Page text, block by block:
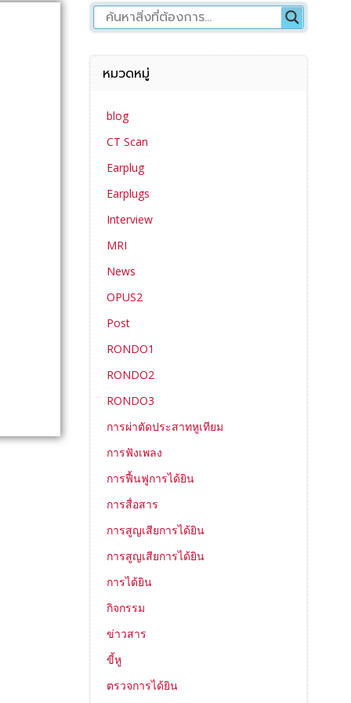
หมวดหมู่
blog
CT Scan
Earplug
Earplugs
Interview
MRI
News
OPUS2
Post
RONDO1
RONDO2
RONDO3
การผ่าตัดประสาทหูเทียม
การฟังเพลง
การฟื้นฟูการได้ยิน
การสื่อสาร
การสูญเสียการได้ยิน
การสูญเสียการได้ยิน
การได้ยิน
กิจกรรม
ข่าวสาร
ขี้หู
ตรวจการได้ยิน